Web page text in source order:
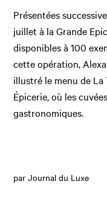
Présentées
juillet à la Grande
disponibles à 100
cette opération,
illustré le menu de La
Épicerie, où les
gastronomiques.
par Journal du Luxe